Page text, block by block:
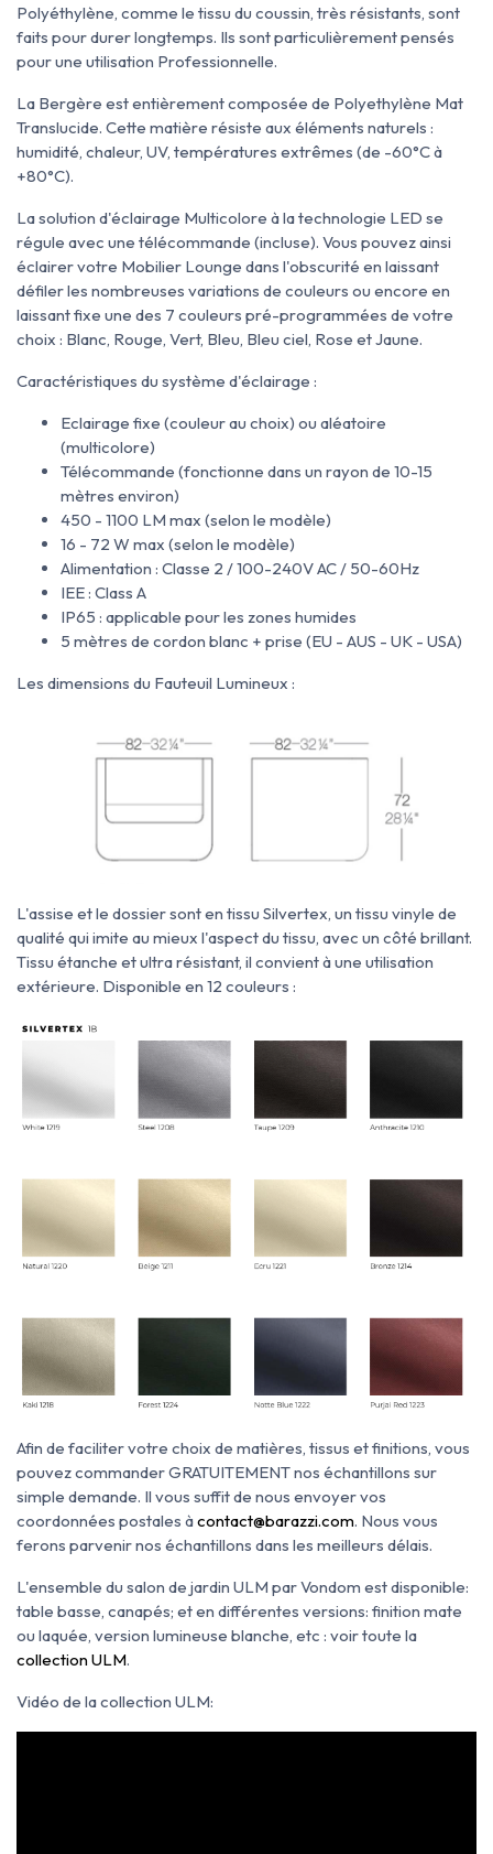
Polyéthylène, comme le tissu du coussin, très résistants, sont
faits pour durer longtemps. Ils sont particulièrement pensés
pour une utilisation Professionnelle.
La Bergère est entièrement composée de Polyethylène Mat
Translucide. Cette matière résiste aux éléments naturels :
humidité, chaleur, UV, températures extrêmes (de -60°C à
+80°C).
La solution d'éclairage Multicolore à la technologie LED se
régule avec une télécommande (incluse). Vous pouvez ainsi
éclairer votre Mobilier Lounge dans l'obscurité en laissant
défiler les nombreuses variations de couleurs ou encore en
laissant fixe une des 7 couleurs pré-programmées de votre
choix : Blanc, Rouge, Vert, Bleu, Bleu ciel, Rose et Jaune.
Caractéristiques du système d'éclairage :
Eclairage fixe (couleur au choix) ou aléatoire
(multicolore)
Télécommande (fonctionne dans un rayon de 10-15
mètres environ)
450 - 1100 LM max (selon le modèle)
16 - 72 W max (selon le modèle)
Alimentation : Classe 2 / 100-240V AC / 50-60Hz
IEE : Class A
IP65 : applicable pour les zones humides
5 mètres de cordon blanc + prise (EU - AUS - UK - USA)
Les dimensions du Fauteuil Lumineux :
L'assise et le dossier sonten tissu Silvertex, un tissu vinyle de
qualité qui imite au mieux l'aspect du tissu, avec un côté brillant.
Tissu étanche et ultra résistant, il convient à une utilisation
extérieure. Disponible en 12 couleurs :
Afin de faciliter votre choix de matières, tissus et finitions, vous
pouvez commander GRATUITEMENT nos échantillons sur
simple demande. Il vous suffit de nous envoyer vos
coordonnées postales àcontact@barazzi.com. Nous vous
ferons parvenir nos échantillons dans les meilleurs délais.
L'ensemble du salon de jardin ULM par Vondom est disponible:
table basse, canapés; et en différentes versions: finition mate
ou laquée, version lumineuse blanche, etc : voir toute la
collection ULM.
Vidéo de la collection ULM: